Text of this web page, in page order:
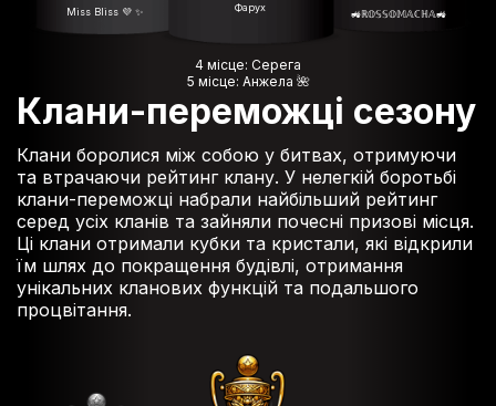
Фарух
Miss Bliss 💜 ✨️ 🚜ℝ𝕆𝕊𝕊𝕆𝕄𝔸ℂℍ𝔸🚜
4 місце: Серега
5 місце: Анжела 🌺
Клани-переможці сезону
Клани боролися між собою у битвах, отримуючи
та втрачаючи рейтинг клану. У нелегкій боротьбі
клани-переможці набрали найбільший рейтинг
серед усіх кланів та зайняли почесні призові місця.
Ці клани отримали кубки та кристали, які відкрили
їм шлях до покращення будівлі, отримання
унікальних кланових функцій та подальшого
процвітання.